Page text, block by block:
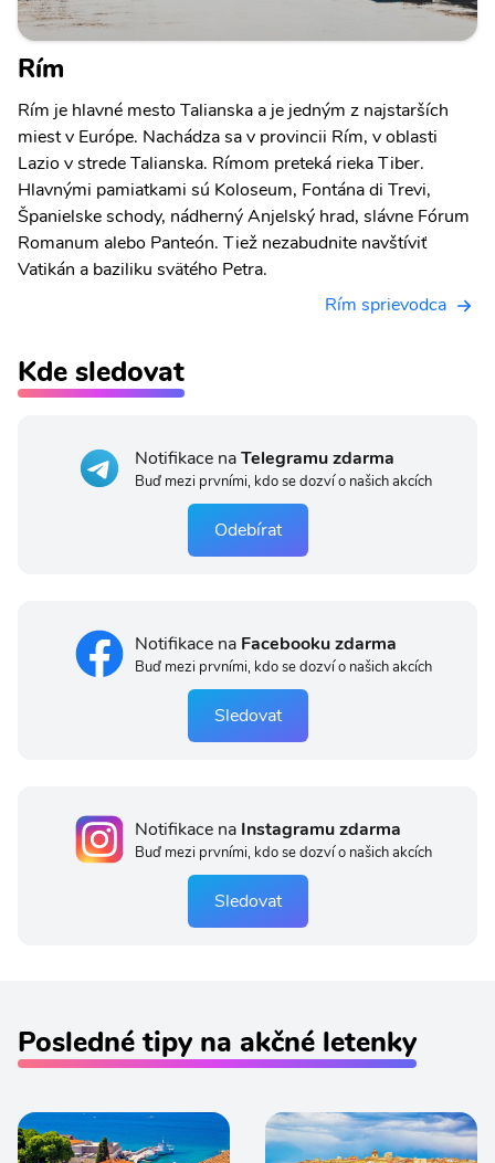
Rím
Rím je hlavné mesto Talianska a je jedným z najstarších
miest v Európe. Nachádza sa v provincii Rím, v oblasti
Lazio v strede Talianska. Rímom preteká rieka Tiber.
Hlavnými pamiatkami sú Koloseum, Fontána di Trevi,
Španielske schody, nádherný Anjelský hrad, slávne Fórum
Romanum alebo Panteón. Tiež nezabudnite navštíviť
Vatikán a baziliku svätého Petra.
Rím sprievodca
Kde sledovat
Notifikace naTelegramu zdarma
Buď mezi prvními, kdo se dozví o našich akcích
Odebírat
Notifikace na Facebooku zdarma
Buď mezi prvními, kdo se dozví o našich akcích
Sledovat
Notifikace na Instagramu zdarma
Buď mezi prvními, kdo se dozví o našich akcích
Sledovat
Posledné tipy na akčné letenky